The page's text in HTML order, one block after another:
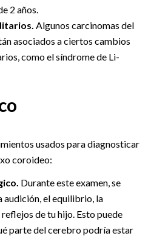
2 años.
Algunos carcinomas del
asociados a ciertos cambios
como el síndrome de Li-
usados para diagnosticar
coroideo:
Durante este examen, se
audición, el equilibrio, la
de tu hijo. Esto puede
parte del cerebro podría estar